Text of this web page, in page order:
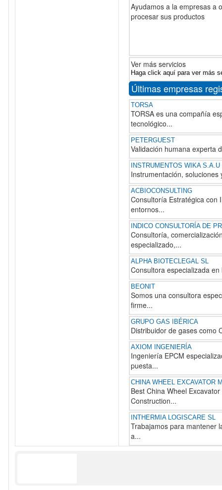
Ayudamos a la empresas a
procesar sus productos
Ver más servicios
Haga click aquí para ver más
Últimas empresas
TORSA
TORSA es una compañía
tecnológico...
PETERGUEST
Validación humana experta
INSTRUMENTOS WIKA S.A.U
Instrumentación,
ACBIOCONSULTING
Consultoría Estratégica con
entornos...
INDICO CONSULTORÍA DE
Consultoría,
especializado,...
ALPHA BIOTECLEGAL SL
Consultora especializada
BEONIT
Somos una consultora
firme...
GRUPO GAS IBÉRICA
Distribuidor de gases como
AXIOM INGENIERÍA
Ingeniería EPCM
puesta...
CHINA WHEEL EXCAVATOR
Best China Wheel
Construction...
INTHERMIA LOGISCARE SL
Trabajamos para mantener
a...